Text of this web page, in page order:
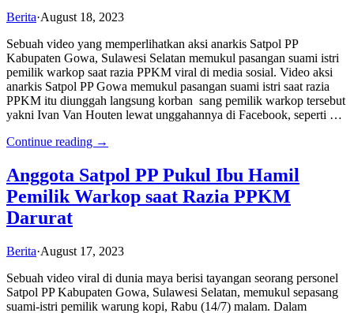
Berita·August 18, 2023
Sebuah video yang memperlihatkan aksi anarkis Satpol PP
Kabupaten Gowa, Sulawesi Selatan memukul pasangan suami istri
pemilik warkop saat razia PPKM viral di media sosial. Video aksi
anarkis Satpol PP Gowa memukul pasangan suami istri saat razia
PPKM itu diunggah langsung korban sang pemilik warkop tersebut
yakni Ivan Van Houten lewat unggahannya di Facebook, seperti …
Continue reading →
Anggota Satpol PP Pukul Ibu Hamil
Pemilik Warkop saat Razia PPKM
Darurat
Berita·August 17, 2023
Sebuah video viral di dunia maya berisi tayangan seorang personel
Satpol PP Kabupaten Gowa, Sulawesi Selatan, memukul sepasang
suami-istri pemilik warung kopi, Rabu (14/7) malam. Dalam